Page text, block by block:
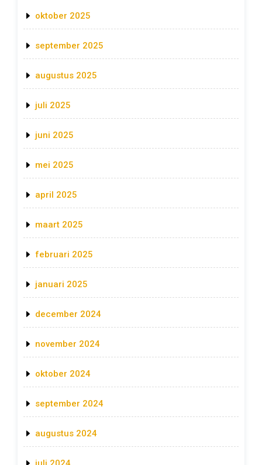
oktober 2025
september 2025
augustus 2025
juli 2025
juni 2025
mei 2025
april 2025
maart 2025
februari 2025
januari 2025
december 2024
november 2024
oktober 2024
september 2024
augustus 2024